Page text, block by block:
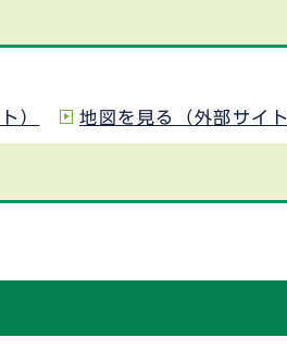
） 地図を見る（外部サイト